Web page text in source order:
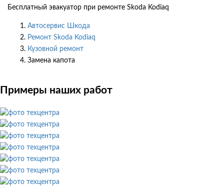
Бесплатный эвакуатор при ремонте Skoda Kodiaq
Автосервис Шкода
Ремонт Skoda Kodiaq
Кузовной ремонт
Замена капота
Примеры наших работ